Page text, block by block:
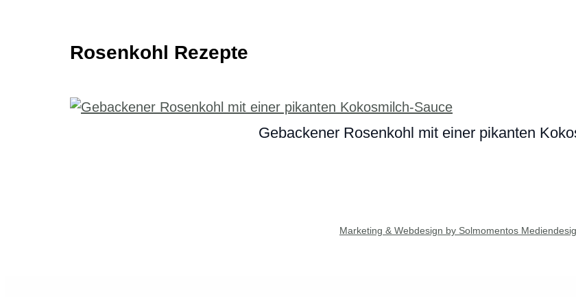
Rosenkohl Rezepte
Gebackener Rosenkohl mit einer pikanten
Marketing & Webdesign by Solmomentos